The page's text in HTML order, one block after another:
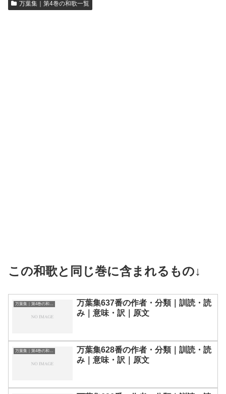
万葉集｜第4巻の和歌一覧
この和歌と同じ巻に含まれるもの↓
万葉集637番の作者・分類｜訓読・読
み｜意味・訳｜原文
万葉集｜第4巻の和歌一覧
万葉集628番の作者・分類｜訓読・読
み｜意味・訳｜原文